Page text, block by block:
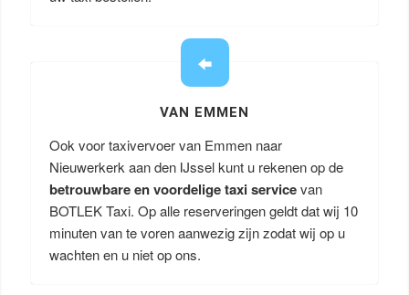
VAN EMMEN
Ook voor taxivervoer van Emmen naar
Nieuwerkerk aan den IJssel kunt u rekenen op de
betrouwbare en voordelige taxi servicevan
BOTLEK Taxi. Op alle reserveringen geldt dat wij 10
minuten van te voren aanwezig zijn zodat wij op u
wachten en u niet op ons.